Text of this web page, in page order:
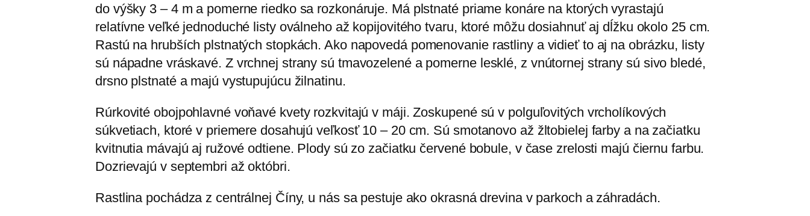
do výšky 3 – 4 m a pomerne riedko sa rozkonáruje. Má plstnaté priame konáre na ktorých vyrastajú
relatívne veľké jednoduché listy oválneho až kopijovitého tvaru, ktoré môžu dosiahnuť aj dĺžku okolo 25 cm.
Rastú na hrubších plstnatých stopkách. Ako napovedá pomenovanie rastliny a vidieť to aj na obrázku, listy
sú nápadne vráskavé. Z vrchnej strany sú tmavozelené a pomerne lesklé, z vnútornej strany sú sivo bledé,
drsno plstnaté a majú vystupujúcu žilnatinu.
Rúrkovité obojpohlavné voňavé kvety rozkvitajú v máji. Zoskupené sú v polguľovitých vrcholíkových
súkvetiach, ktoré v priemere dosahujú veľkosť 10 – 20 cm. Sú smotanovo až žltobielej farby a na začiatku
kvitnutia mávajú aj ružové odtiene. Plody sú zo začiatku červené bobule, v čase zrelosti majú čiernu farbu.
Dozrievajú v septembri až októbri.
Rastlina pochádza z centrálnej Číny, u nás sa pestuje ako okrasná drevina v parkoch a záhradách.